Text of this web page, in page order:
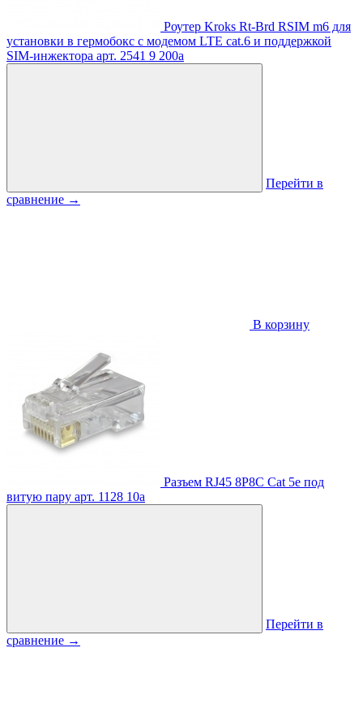
Роутер Kroks Rt-Brd RSIM m6 для
установки в гермобокс с модемом LTE cat.6 и поддержкой
SIM-инжектора арт. 2541 9 200a
Перейти в
сравнение →
В корзину
Разъем RJ45 8P8C Cat 5e под
витую пару арт. 1128 10a
Перейти в
сравнение →